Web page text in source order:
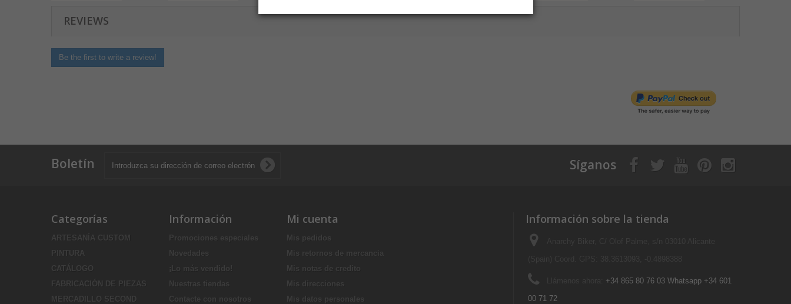
REVIEWS
Be the first to write a review!
Boletín Síganos
Categorías
ARTESANÍA CUSTOM
PINTURA
CATÁLOGO
FABRICACIÓN DE PIEZAS
MERCADILLO SECOND
Información
Promociones especiales
Novedades
¡Lo más vendido!
Nuestras tiendas
Contacte con nosotros
Mi cuenta
Mis pedidos
Mis retornos de mercancia
Mis notas de credito
Mis direcciones
Mis datos personales
Información sobre la tienda
+34 865 80 76 03 Whatsapp +34 601
00 71 72